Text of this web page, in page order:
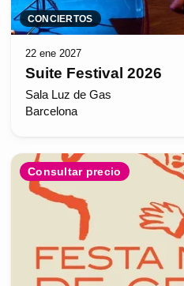
CONCIERTOS
22 ene 2027
Suite Festival 2026
Sala Luz de Gas
Barcelona
Consultar precio